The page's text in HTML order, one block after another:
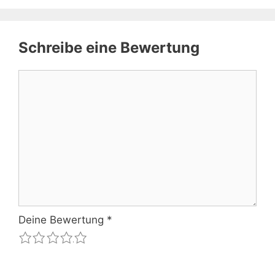
Schreibe eine Bewertung
Deine Bewertung *
4
3
2
1